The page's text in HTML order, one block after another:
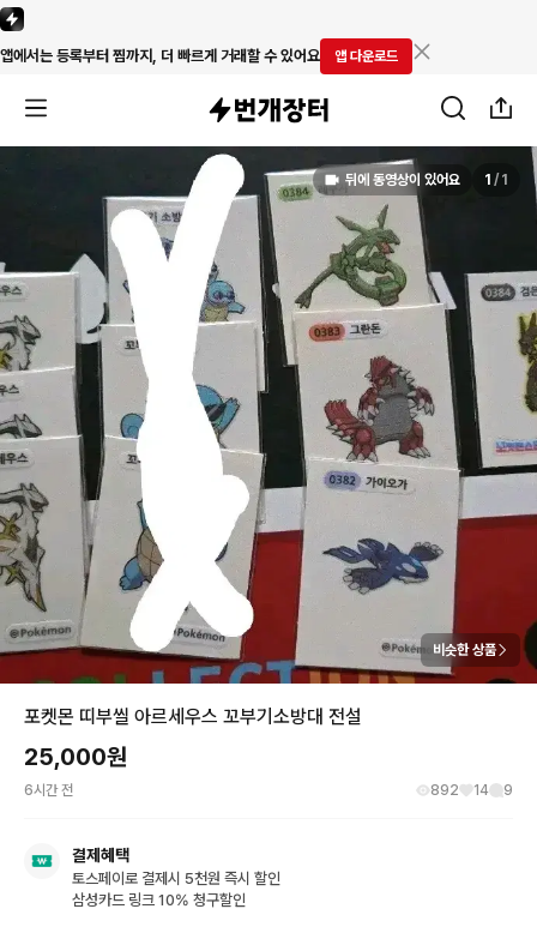
앱에서는 등록부터 찜까지, 더 빠르게 거래할 수 있어요 앱 다운로드
뒤에 동영상이 있어요 1 / 1
비슷한 상품
포켓몬 띠부씰 아르세우스 꼬부기소방대 전설
25,000원
6시간 전 892 14 9
결제혜택
토스페이로 결제시 5천원 즉시 할인
삼성카드 링크 10% 청구할인